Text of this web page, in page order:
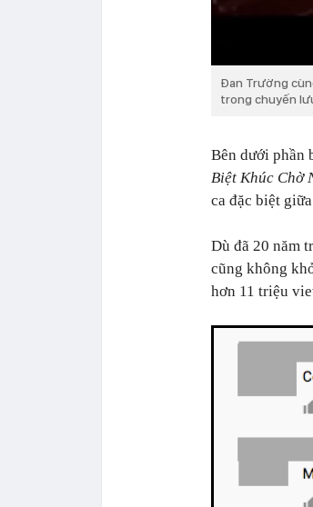
Đan Trường
trong chuyến
Bên dưới phần
Biệt Khúc Chờ
ca đặc biệt
Dù đã 20 năm
cũng không
hơn 11 triệu